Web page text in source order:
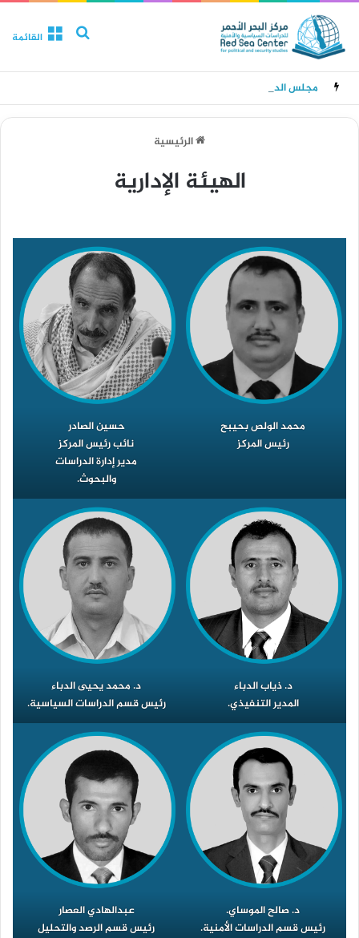
القائمةبحث عن
الرئيسية
الهيئة الإدارية
محمد الولص بحيبح
رئيس المركز
حسين الصادر
نائب رئيس المركز
مدير إدارة الدراسات
والبحوث.
د. ذياب الدباء
المدير التنفيذي.
د. محمد يحيى الدباء
رئيس قسم الدراسات السياسية.
د. صالح الموساي.
رئيس قسم الدراسات الأمنية.
عبدالهادي العصار
رئيس قسم الرصد والتحليل